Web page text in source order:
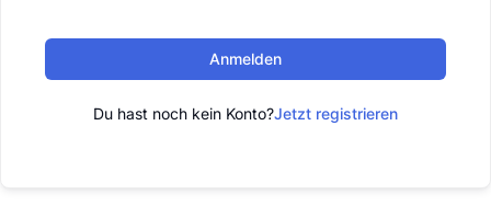
Anmelden
Du hast noch kein Konto?Jetzt registrieren